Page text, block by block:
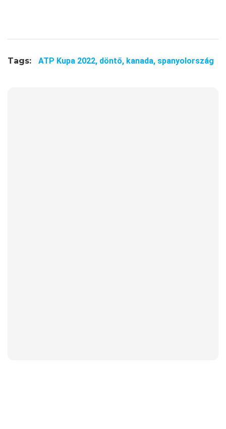
Tags: ATP Kupa 2022, döntő, kanada, spanyolország